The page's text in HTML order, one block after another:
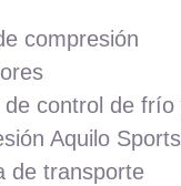
compresión
de control de frío
Aquilo Sports
de transporte